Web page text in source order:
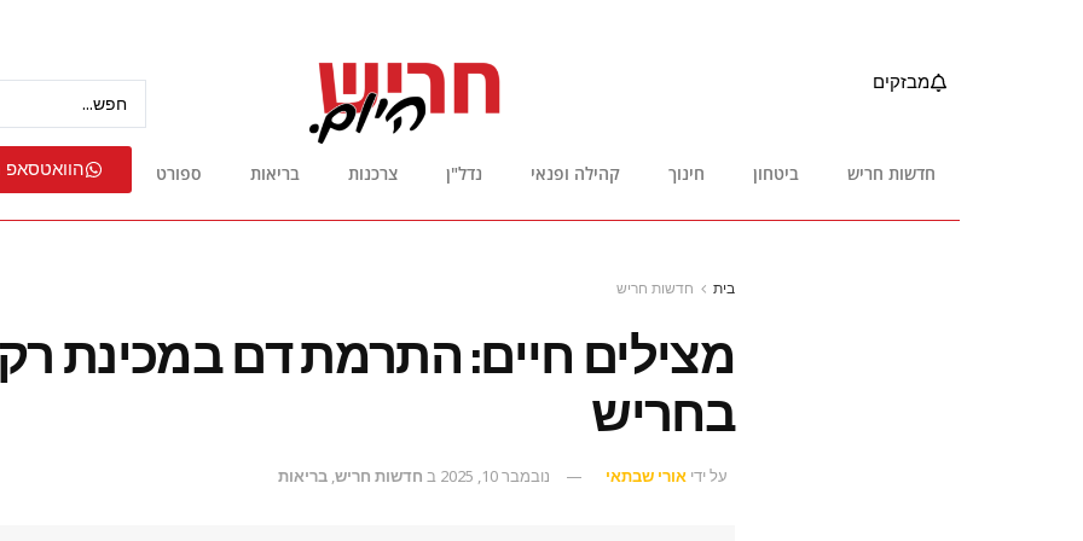
מבזקים
חדשות חריש ביטחון חינוך קהילה ופנאי נדל"ן צרכנות בריאות ספורט הוואטסאפ
בית חדשות חריש
מצילים חיים: התרמת דם במכינת
בחריש
על ידי אורי שבתאי נובמבר 10, 2025 ב חדשות חריש, בריאות